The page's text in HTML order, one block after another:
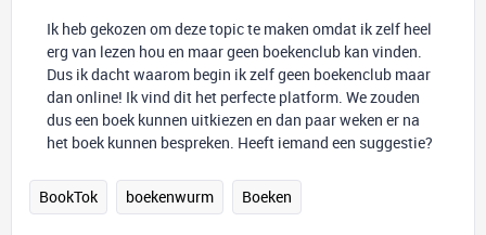
Ik heb gekozen om deze topic te maken omdat ik zelf heel
erg van lezen hou en maar geen boekenclub kan vinden.
Dus ik dacht waarom begin ik zelf geen boekenclub maar
dan online! Ik vind dit het perfecte platform. We zouden
dus een boek kunnen uitkiezen en dan paar weken er na
het boek kunnen bespreken. Heeft iemand een suggestie?
BookTok boekenwurm Boeken